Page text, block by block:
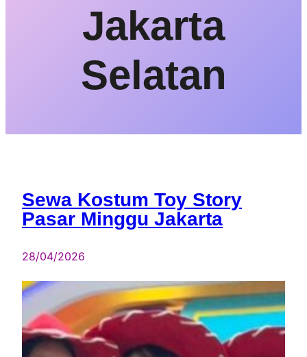
Jakarta
Selatan
Sewa Kostum Toy Story
Pasar Minggu Jakarta
28/04/2026